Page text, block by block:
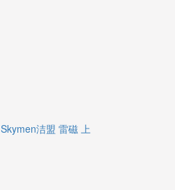
Skymen洁盟 雷磁 上